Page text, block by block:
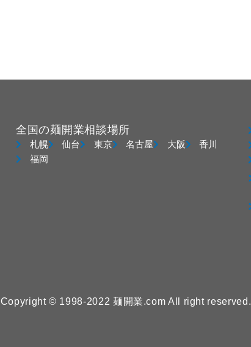
全国の麺開業相談場所
札幌 仙台 東京 名古屋 大阪
香川
福岡
Copyright © 1998-2022 麺開業.com All right reserved.